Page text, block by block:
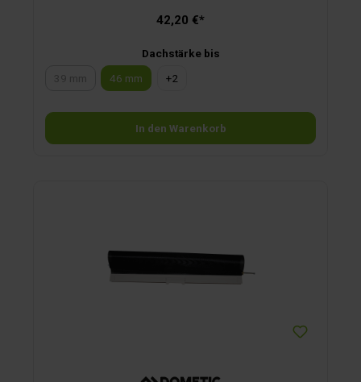
Maß zuzuschneiden.
42,20 €*
Dachstärke bis
(Diese Option ist zurzeit nicht verfügbar.)
46 mm +2
In den Warenkorb